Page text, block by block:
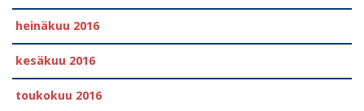
heinäkuu 2016
kesäkuu 2016
toukokuu 2016